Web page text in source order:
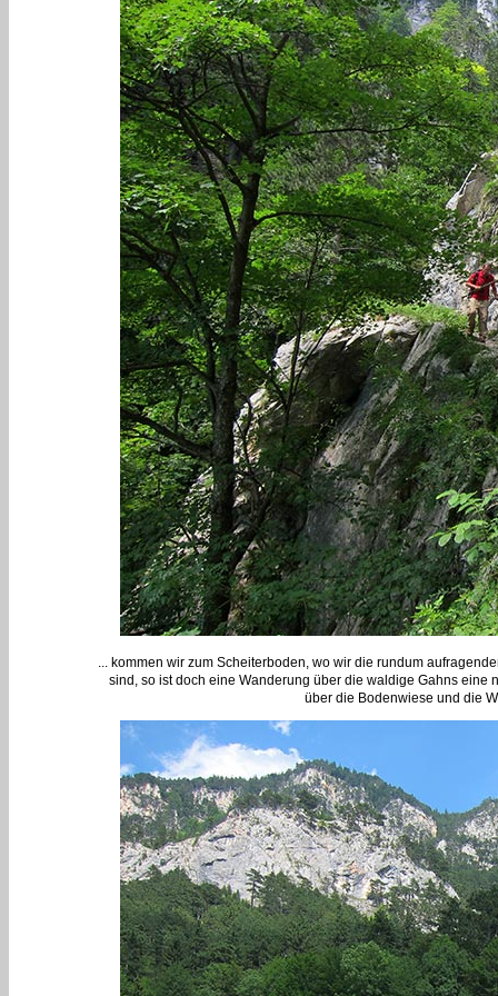
... kommen wir zum Scheiterboden, wo wir die rundum
sind, so ist doch eine Wanderung über die waldige Gahns
über die Bodenwiese und die